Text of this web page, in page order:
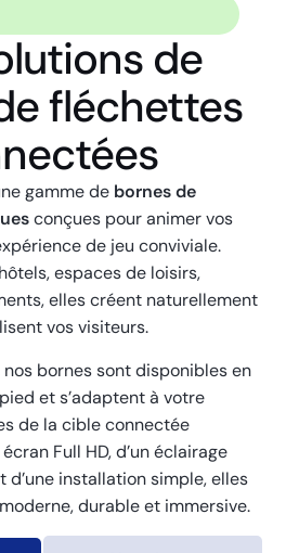
de
fléchettes
gamme de bornes de
conçues pour animer vos
de jeu conviviale.
espaces de loisirs,
elles créent naturellement
vos visiteurs.
nos bornes sont disponibles en
et s’adaptent à votre
de la cible connectée
écran Full HD, d’un éclairage
d’une installation simple, elles
durable et immersive.